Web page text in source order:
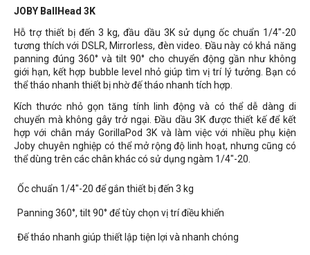
JOBY BallHead 3K
Hỗ trợ thiết bị đến 3 kg, đầu dầu 3K sử dụng ốc chuẩn 1/4"-20
tương thích với DSLR, Mirrorless, đèn video. Đầu này có khả năng
panning đúng 360° và tilt 90° cho chuyển động gần như không
giới hạn, kết hợp bubble level nhỏ giúp tìm vị trí lý tưởng. Bạn có
thể tháo nhanh thiết bị nhờ đế tháo nhanh tích hợp.
Kích thước nhỏ gọn tăng tính linh động và có thể dễ dàng di
chuyển mà không gây trở ngại. Đầu dầu 3K được thiết kế để kết
hợp với chân máy GorillaPod 3K và làm việc với nhiều phụ kiện
Joby chuyên nghiệp có thể mở rộng độ linh hoạt, nhưng cũng có
thể dùng trên các chân khác có sử dụng ngàm 1/4"-20.
Ốc chuẩn 1/4"-20 để gắn thiết bị đến 3 kg
Panning 360°, tilt 90° để tùy chọn vị trí điều khiển
Đế tháo nhanh giúp thiết lập tiện lợi và nhanh chóng